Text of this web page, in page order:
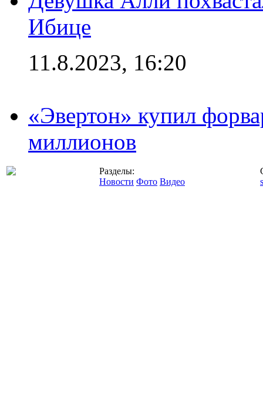
Ибице
11.8.2023, 16:20
«Эвертон» купил
миллионов
Разделы:
Новости Фото Видео